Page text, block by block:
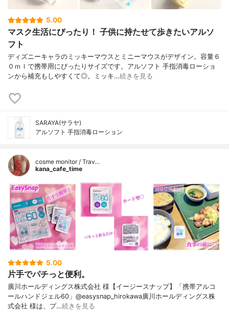
5.00
マスク生活にぴったり！ 子供に持たせて歩きたいアルソ
フト
ディズニーキャラのミッキーマウスとミニーマウスがデザイン。容量６
０ｍｌで携帯用にぴったりサイズです。アルソフト 手指消毒ローショ
ンから補充もしやすくて◎。ミッキ…続きを見る
SARAYA(サラヤ)
アルソフト 手指消毒ローション
cosme monitor / Trav…
kana_cafe_time
5.00
片手でパチっと便利。
廣川ホールディングス株式会社 様【イージースナップ】「携帯アルコ
ールハンドジェル60」@easysnap_hirokawa廣川ホールディングス株
式会社 様は、プ…続きを見る